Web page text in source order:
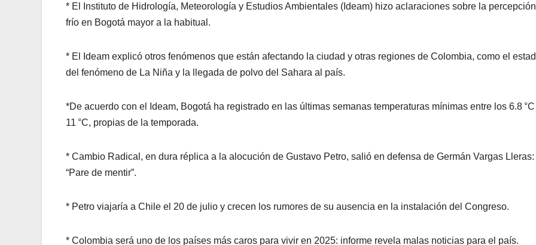
* El Instituto de Hidrología, Meteorología y Estudios Ambientales (Ideam) hizo aclaraciones sobre la
frío en Bogotá mayor a la habitual.
* El Ideam explicó otros fenómenos que están afectando la ciudad y otras regiones de Colombia, como el
del fenómeno de La Niña y la llegada de polvo del Sahara al país.
*De acuerdo con el Ideam, Bogotá ha registrado en las últimas semanas temperaturas mínimas entre los 6.8
11 °C, propias de la temporada.
* Cambio Radical, en dura réplica a la alocución de Gustavo Petro, salió en defensa de Germán Vargas Lleras:
“Pare de mentir”.
* Petro viajaría a Chile el 20 de julio y crecen los rumores de su ausencia en la instalación del Congreso.
* Colombia será uno de los países más caros para vivir en 2025: informe revela malas noticias para el país.